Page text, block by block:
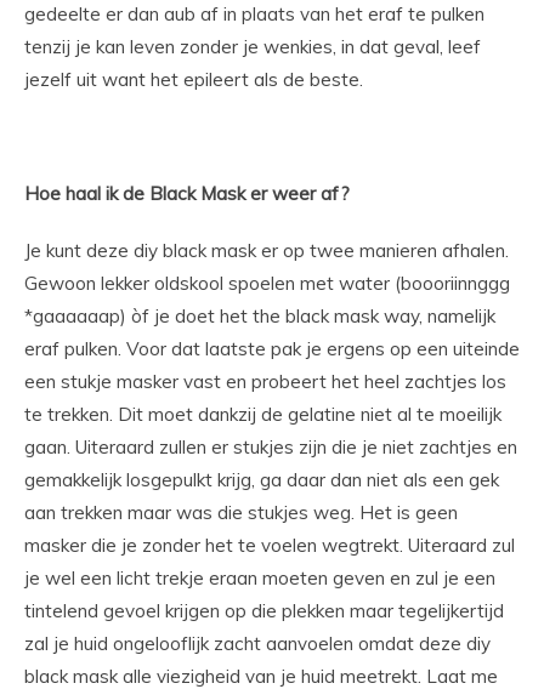
gedeelte er dan aub af in plaats van het eraf te pulken
tenzij je kan leven zonder je wenkies, in dat geval, leef
jezelf uit want het epileert als de beste.
Hoe haal ik de Black Mask er weer af?
Je kunt deze diy black mask er op twee manieren afhalen.
Gewoon lekker oldskool spoelen met water (boooriinnggg
*gaaaaaap) òf je doet het the black mask way, namelijk
eraf pulken. Voor dat laatste pak je ergens op een uiteinde
een stukje masker vast en probeert het heel zachtjes los
te trekken. Dit moet dankzij de gelatine niet al te moeilijk
gaan. Uiteraard zullen er stukjes zijn die je niet zachtjes en
gemakkelijk losgepulkt krijg, ga daar dan niet als een gek
aan trekken maar was die stukjes weg. Het is geen
masker die je zonder het te voelen wegtrekt. Uiteraard zul
je wel een licht trekje eraan moeten geven en zul je een
tintelend gevoel krijgen op die plekken maar tegelijkertijd
zal je huid ongelooflijk zacht aanvoelen omdat deze diy
black mask alle viezigheid van je huid meetrekt. Laat me